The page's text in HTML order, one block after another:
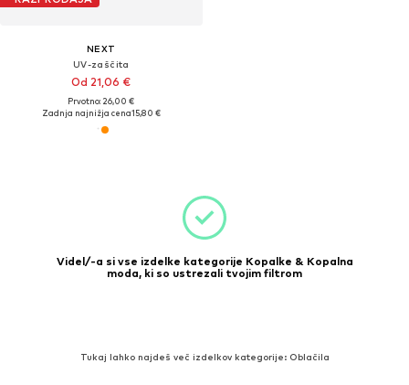
NEXT
UV-zaščita
Od 21,06 €
Prvotno: 26,00 €
Zadnja najnižja cena15,80 €
Videl/-a si vse izdelke kategorije Kopalke & Kopalna
moda, ki so ustrezali tvojim filtrom
Tukaj lahko najdeš več izdelkov kategorije: Oblačila